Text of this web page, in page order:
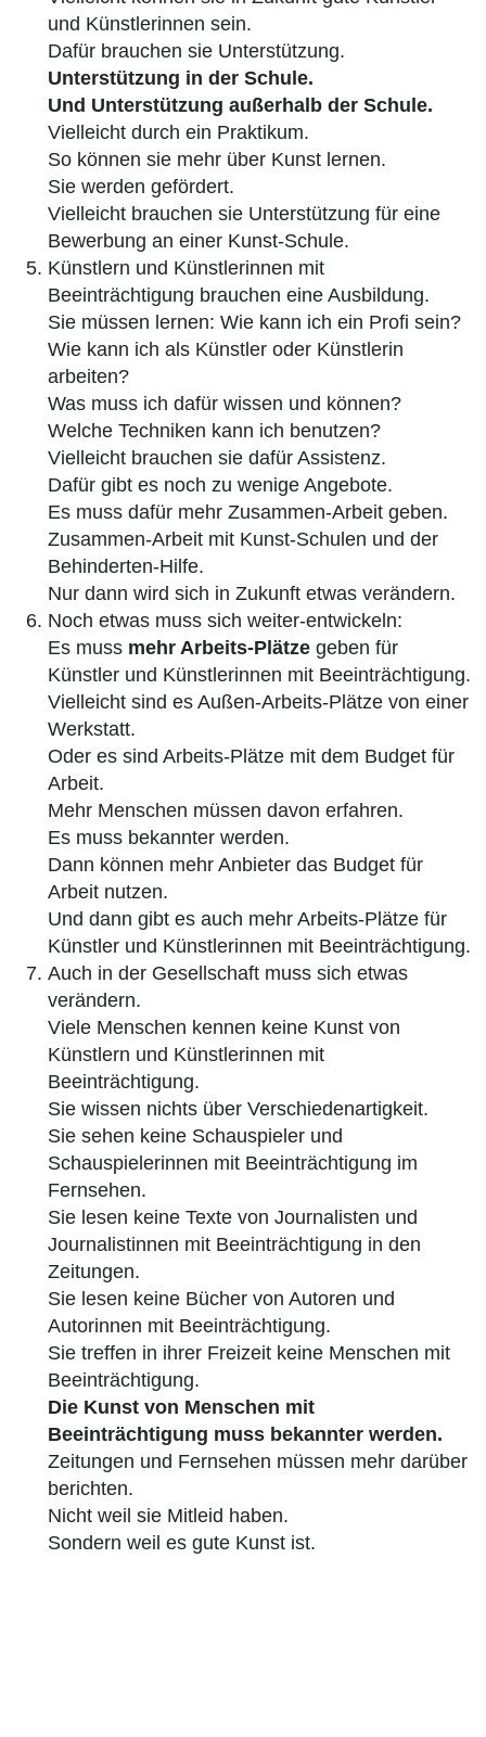
und Künstlerinnen sein.
Dafür brauchen sie Unterstützung.
Unterstützung in der Schule.
Und Unterstützung außerhalb der Schule.
Vielleicht durch ein Praktikum.
So können sie mehr über Kunst lernen.
Sie werden gefördert.
Vielleicht brauchen sie Unterstützung für eine
Bewerbung an einer Kunst-Schule.
Künstlern und Künstlerinnen mit
Beeinträchtigung brauchen eine Ausbildung.
Sie müssen lernen: Wie kann ich ein Profi sein?
Wie kann ich als Künstler oder Künstlerin
arbeiten?
Was muss ich dafür wissen und können?
Welche Techniken kann ich benutzen?
Vielleicht brauchen sie dafür Assistenz.
Dafür gibt es noch zu wenige Angebote.
Es muss dafür mehr Zusammen-Arbeit geben.
Zusammen-Arbeit mit Kunst-Schulen und der
Behinderten-Hilfe.
Nur dann wird sich in Zukunft etwas verändern.
Noch etwas muss sich weiter-entwickeln:
Es muss mehr Arbeits-Plätze geben für
Künstler und Künstlerinnen mit Beeinträchtigung.
Vielleicht sind es Außen-Arbeits-Plätze von einer
Werkstatt.
Oder es sind Arbeits-Plätze mit dem Budget für
Arbeit.
Mehr Menschen müssen davon erfahren.
Es muss bekannter werden.
Dann können mehr Anbieter das Budget für
Arbeit nutzen.
Und dann gibt es auch mehr Arbeits-Plätze für
Künstler und Künstlerinnen mit Beeinträchtigung.
Auch in der Gesellschaft muss sich etwas
verändern.
Viele Menschen kennen keine Kunst von
Künstlern und Künstlerinnen mit
Beeinträchtigung.
Sie wissen nichts über Verschiedenartigkeit.
Sie sehen keine Schauspieler und
Schauspielerinnen mit Beeinträchtigung im
Fernsehen.
Sie lesen keine Texte von Journalisten und
Journalistinnen mit Beeinträchtigung in den
Zeitungen.
Sie lesen keine Bücher von Autoren und
Autorinnen mit Beeinträchtigung.
Sie treffen in ihrer Freizeit keine Menschen mit
Beeinträchtigung.
Die Kunst von Menschen mit
Beeinträchtigung muss bekannter werden.
Zeitungen und Fernsehen müssen mehr darüber
berichten.
Nicht weil sie Mitleid haben.
Sondern weil es gute Kunst ist.